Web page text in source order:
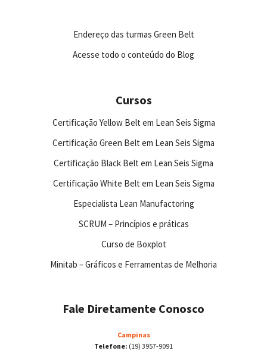
Endereço das turmas Green Belt
Acesse todo o conteúdo do Blog
Cursos
Certificação Yellow Belt em Lean Seis Sigma
Certificação Green Belt em Lean Seis Sigma
Certificação Black Belt em Lean Seis Sigma
Certificação White Belt em Lean Seis Sigma
Especialista Lean Manufactoring
SCRUM – Princípios e práticas
Curso de Boxplot
Minitab – Gráficos e Ferramentas de Melhoria
Fale Diretamente Conosco
Campinas
Telefone: (19) 3957-9091